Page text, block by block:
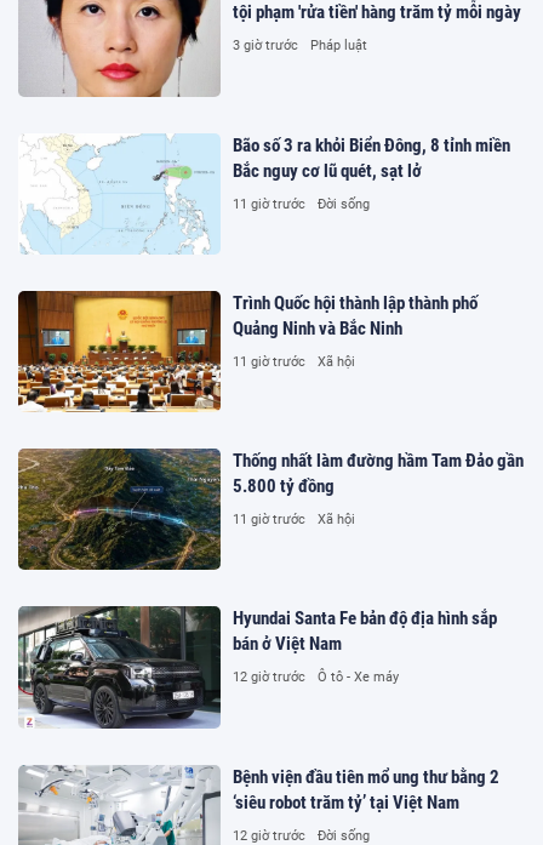
tội phạm 'rửa tiền' hàng trăm tỷ mỗi ngày
3 giờ trước Pháp luật
Bão số 3 ra khỏi Biển Đông, 8 tỉnh miền
Bắc nguy cơ lũ quét, sạt lở
11 giờ trước Đời sống
Trình Quốc hội thành lập thành phố
Quảng Ninh và Bắc Ninh
11 giờ trước Xã hội
Thống nhất làm đường hầm Tam Đảo gần
5.800 tỷ đồng
11 giờ trước Xã hội
Hyundai Santa Fe bản độ địa hình sắp
bán ở Việt Nam
12 giờ trước Ô tô - Xe máy
Bệnh viện đầu tiên mổ ung thư bằng 2
‘siêu robot trăm tỷ’ tại Việt Nam
12 giờ trước Đời sống